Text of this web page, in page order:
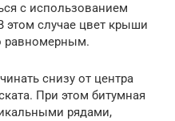
с использованием
этом случае цвет крыши
равномерным.
снизу от центра
При этом битумная
рядами,